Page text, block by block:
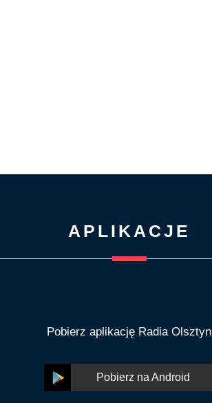
APLIKACJE
Pobierz aplikację Radia Olsztyn
Pobierz na Android